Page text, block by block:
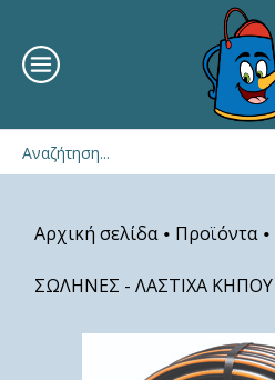
Αρχική σελίδα • Προϊόντα •
ΣΩΛΗΝΕΣ - ΛΑΣΤΙΧΑ ΚΗΠΟΥ